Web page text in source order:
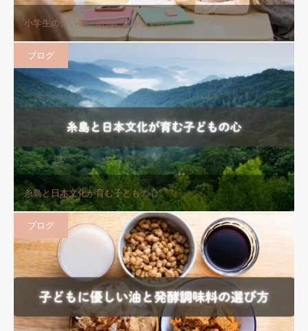
小学生の習い事、結局どれがいいの？
ブログ
糸島と日本文化が育む子どもの心
ブログ